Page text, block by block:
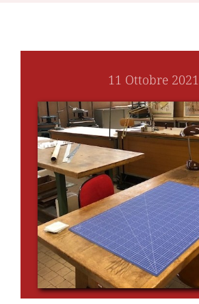
11 Ottobre 2021